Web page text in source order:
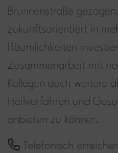
Brunnenstraße
zukunfts­orientiert in
Räumlichkeiten
Zusammenarbeit mit
Kollegen auch weitere
Heilverfahren und
anbieten zu können.
Telefonisch